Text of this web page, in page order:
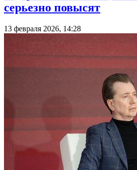
серьезно повысят
13 февраля 2026, 14:28